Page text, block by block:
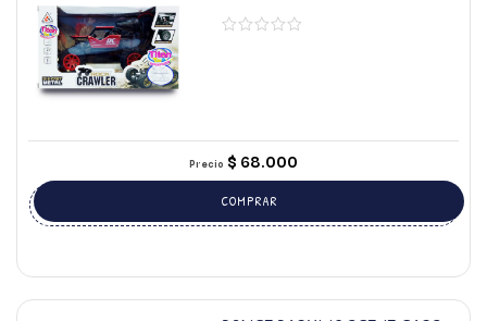
MONSTER REMOTO
Precio $ 68.000
COMPRAR